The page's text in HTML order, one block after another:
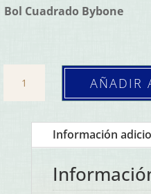
Bol Cuadrado Bybone
Cuadrado
AÑADIR
Información